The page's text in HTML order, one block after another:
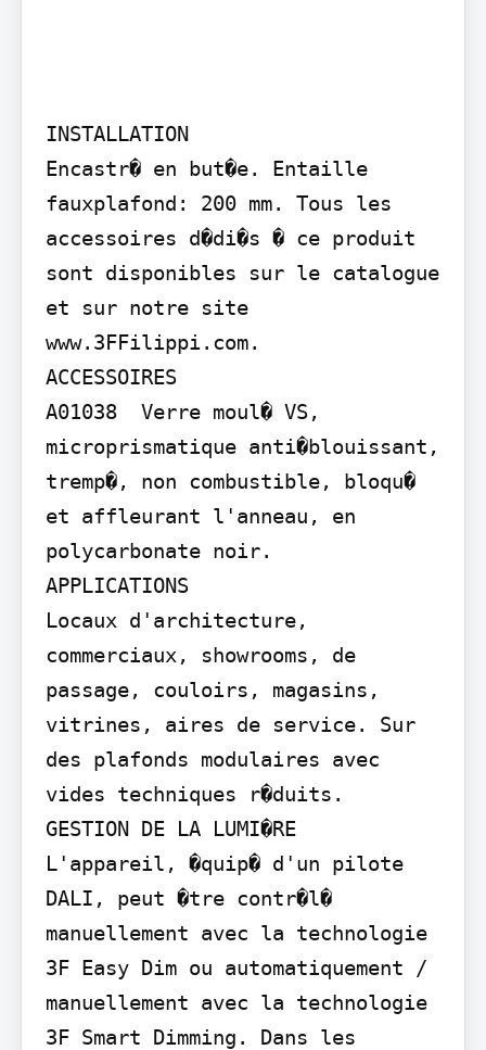
INSTALLATION
Encastr� en but�e. Entaille
fauxplafond: 200 mm. Tous les
accessoires d�di�s � ce produit
sont disponibles sur le catalogue
et sur notre site
www.3FFilippi.com.
ACCESSOIRES
A01038  Verre moul� VS,
microprismatique anti�blouissant,
tremp�, non combustible, bloqu�
et affleurant l'anneau, en
polycarbonate noir.
APPLICATIONS
Locaux d'architecture,
commerciaux, showrooms, de
passage, couloirs, magasins,
vitrines, aires de service. Sur
des plafonds modulaires avec
vides techniques r�duits.
GESTION DE LA LUMI�RE
L'appareil, �quip� d'un pilote
DALI, peut �tre contr�l�
manuellement avec la technologie
3F Easy Dim ou automatiquement /
manuellement avec la technologie
3F Smart Dimming. Dans les